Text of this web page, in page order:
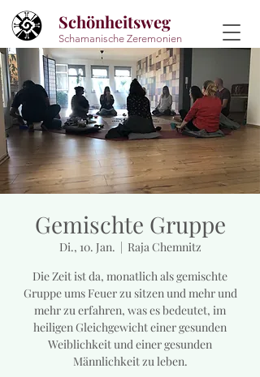
Schönheitsweg
Schamanische Zeremonien
Gemischte Gruppe
Di., 10. Jan.
  |
Raja Chemnitz
Die Zeit ist da, monatlich als gemischte
Gruppe ums Feuer zu sitzen und mehr und
mehr zu erfahren, was es bedeutet, im
heiligen Gleichgewicht einer gesunden
Weiblichkeit und einer gesunden
Männlichkeit zu leben.